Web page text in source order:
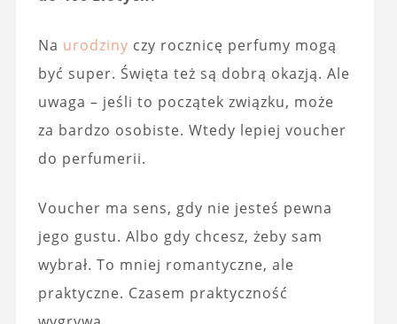
Na urodziny czy rocznicę perfumy mogą
być super. Święta też są dobrą okazją. Ale
uwaga – jeśli to początek związku, może
za bardzo osobiste. Wtedy lepiej voucher
do perfumerii.
Voucher ma sens, gdy nie jesteś pewna
jego gustu. Albo gdy chcesz, żeby sam
wybrał. To mniej romantyczne, ale
praktyczne. Czasem praktyczność